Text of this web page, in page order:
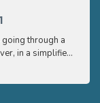
through a
in a simplified
to